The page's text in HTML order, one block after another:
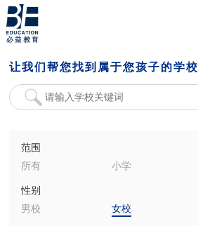
让我们帮您找到属于您孩子的学校
范围
所有
小学
性别
男校
女校